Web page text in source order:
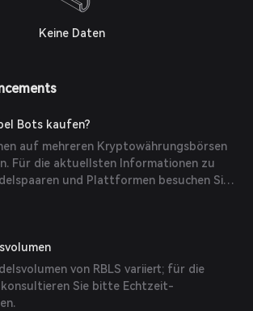
Keine Daten
Bots kaufen?
auf mehreren Kryptowährungsbörsen
Für die aktuellsten Informationen zu
und Plattformen besuchen Sie
von Rebel Bots oder
Börsenlisten.
von RBLS variiert; für die
konsultieren Sie bitte Echtzeit-